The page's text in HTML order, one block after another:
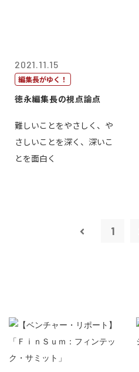
2021.11.15
編集長がゆく！
徳永編集長の視点論点
難しいことをやさしく、や
さしいことを深く、深いこ
とを面白く
1